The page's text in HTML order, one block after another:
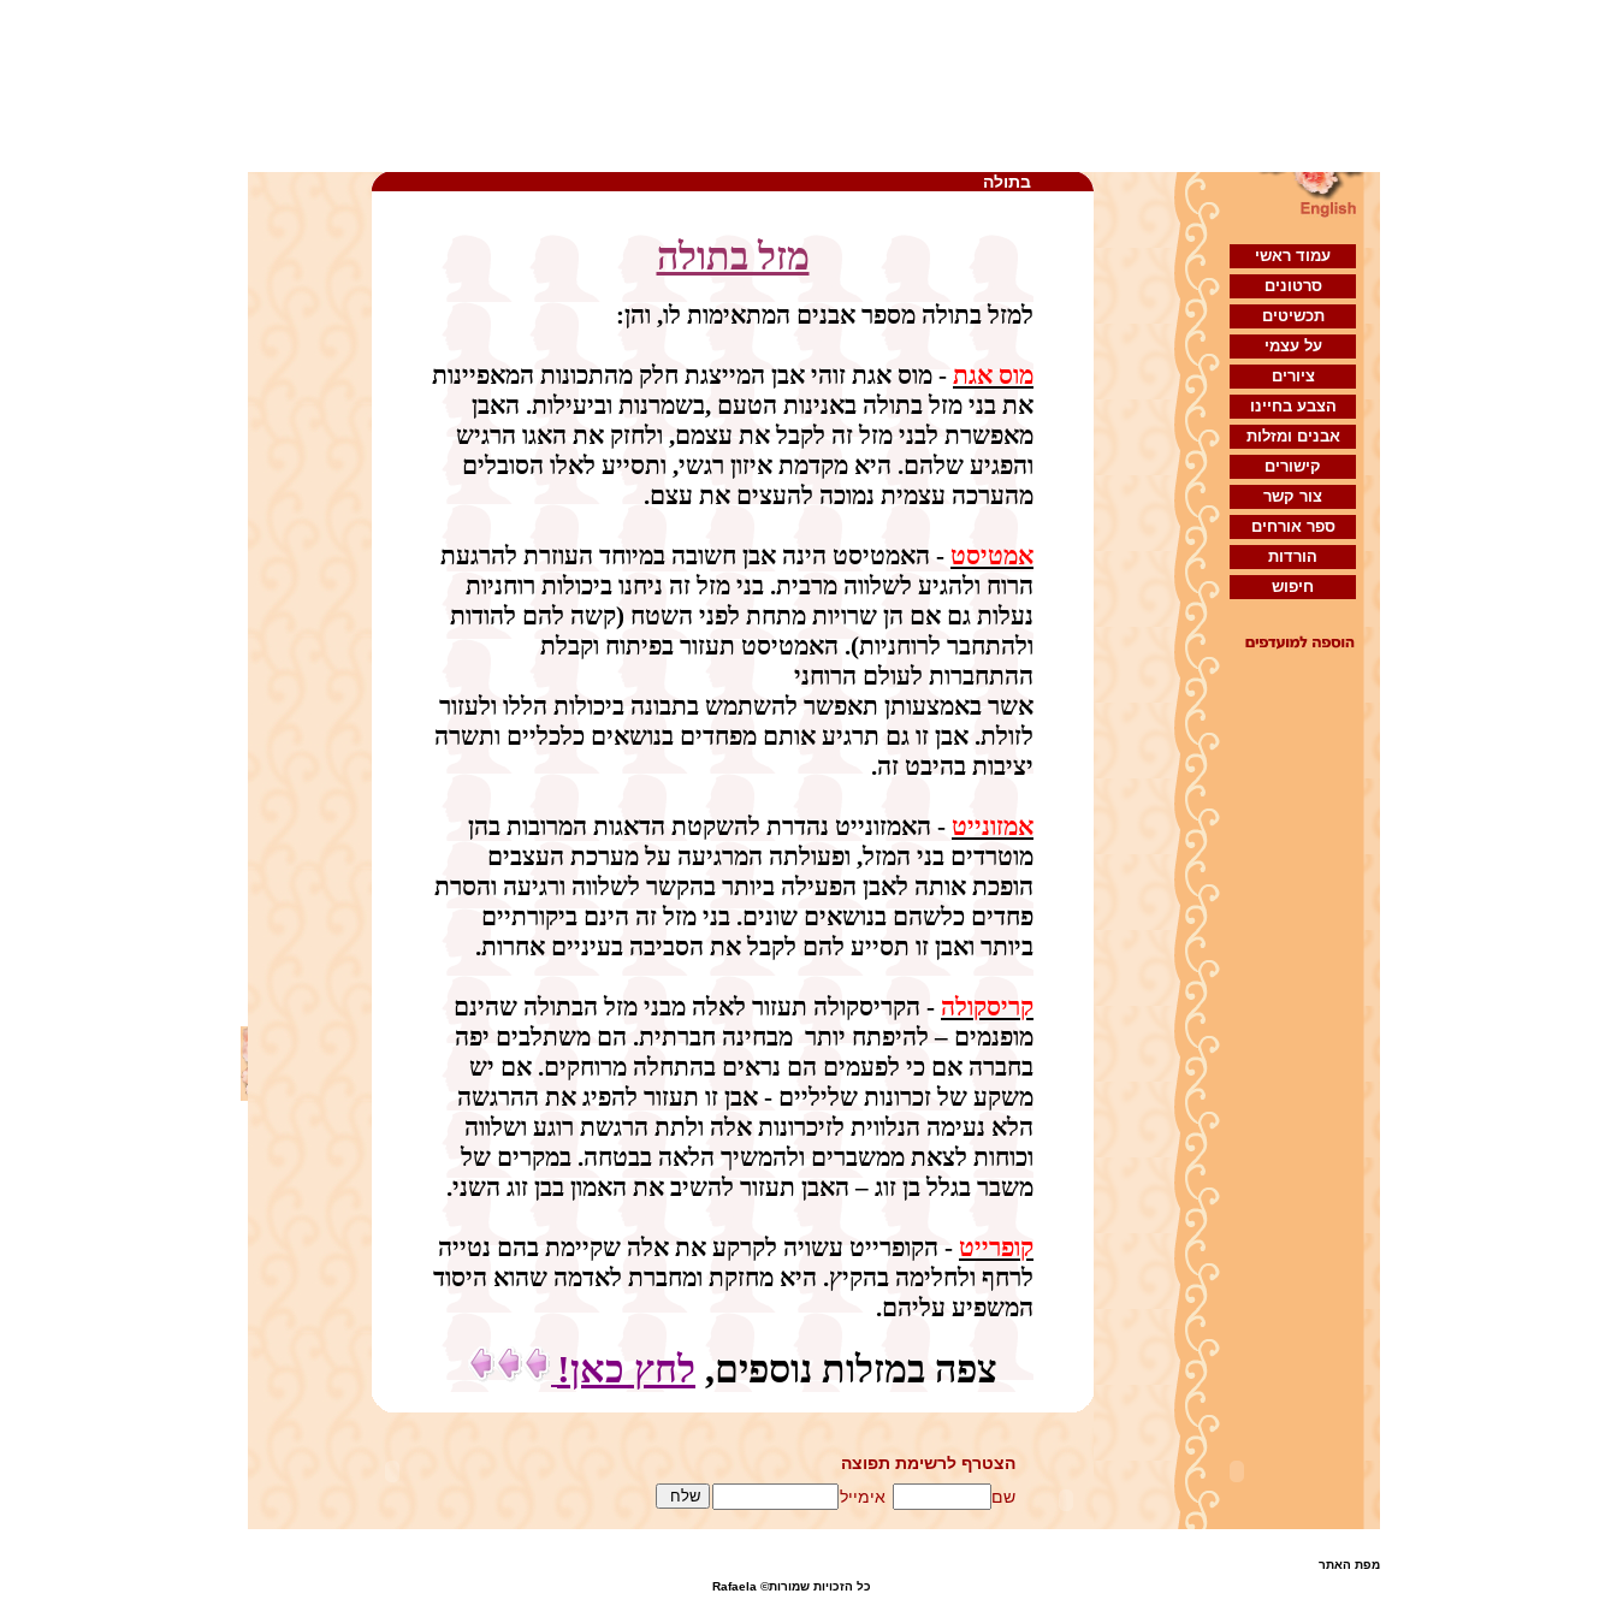
עמוד ראשי
סרטונים
תכשיטים
על עצמי
ציורים
הצבע בחיינו
אבנים ומזלות
קישורים
צור קשר
ספר אורחים
הורדות
חיפוש
בתולה
מזל בתולה
למזל בתולה מספר אבנים המתאימות לו, והן:
מוס אגת - מוס אגת זוהי אבן המייצגת חלק מהתכונות המאפיינות
את בני מזל בתולה באנינות הטעם ,בשמרנות וביעילות. האבן
מאפשרת לבני מזל זה לקבל את עצמם, ולחזק את האגו הרגיש
והפגיע שלהם. היא מקדמת איזון רגשי, ותסייע לאלו הסובלים
מהערכה עצמית נמוכה להעצים את עצם.
אמטיסט - האמטיסט הינה אבן חשובה במיוחד העוזרת להרגעת
הרוח ולהגיע לשלווה מרבית. בני מזל זה ניחנו ביכולות רוחניות
נעלות גם אם הן שרויות מתחת לפני השטח (קשה להם להודות
ולהתחבר לרוחניות). האמטיסט תעזור בפיתוח וקבלת
ההתחברות לעולם הרוחני
אשר באמצעותן תאפשר להשתמש בתבונה ביכולות הללו ולעזור
לזולת. אבן זו גם תרגיע אותם מפחדים בנושאים כלכליים ותשרה
יציבות בהיבט זה.
אמזונייט - האמזונייט נהדרת להשקטת הדאגות המרובות בהן
מוטרדים בני המזל, ופעולתה המרגיעה על מערכת העצבים
הופכת אותה לאבן הפעילה ביותר בהקשר לשלווה ורגיעה והסרת
פחדים כלשהם בנושאים שונים. בני מזל זה הינם ביקורתיים
ביותר ואבן זו תסייע להם לקבל את הסביבה בעיניים אחרות.
קריסקולה - הקריסקולה תעזור לאלה מבני מזל הבתולה שהינם
מופנמים – להיפתח יותר מבחינה חברתית. הם משתלבים יפה
בחברה אם כי לפעמים הם נראים בהתחלה מרוחקים. אם יש
משקע של זכרונות שליליים - אבן זו תעזור להפיג את ההרגשה
הלא נעימה הנלווית לזיכרונות אלה ולתת הרגשת רוגע ושלווה
וכוחות לצאת ממשברים ולהמשיך הלאה בבטחה. במקרים של
משבר בגלל בן זוג – האבן תעזור להשיב את האמון בבן זוג השני.
קופרייט - הקופרייט עשויה לקרקע את אלה שקיימת בהם נטייה
לרחף ולחלימה בהקיץ. היא מחזקת ומחברת לאדמה שהוא היסוד
המשפיע עליהם.
צפה במזלות נוספים, לחץ כאן!
הצטרף לרשימת תפוצה
שם
אימייל
מפת האתר
כל הזכויות שמורות© Rafaela